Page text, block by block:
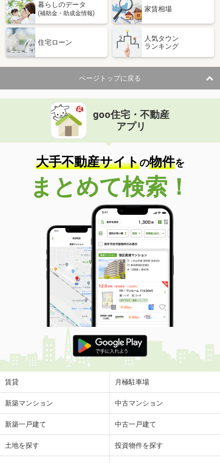
暮らしのデータ
(補助金・助成金情報)
家賃相場
住宅ローン
人気タウン
ランキング
ページトップに戻る
goo住宅・不動産
アプリ
大手不動産サイトの物件を
まとめて検索！
賃貸 月極駐車場
新築マンション 中古マンション
新築一戸建て 中古一戸建て
土地を探す 投資物件を探す